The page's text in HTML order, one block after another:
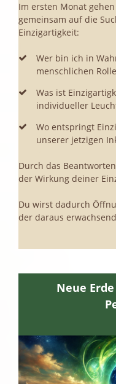
Im ersten Monat
gemeinsam auf die
Einzigartigkeit:
Wer bin ich in
menschlichen
Was ist
individueller
Wo entspringt
unserer jetzigen
Durch das
der Wirkung deiner
Du wirst dadurch
der daraus
Neue